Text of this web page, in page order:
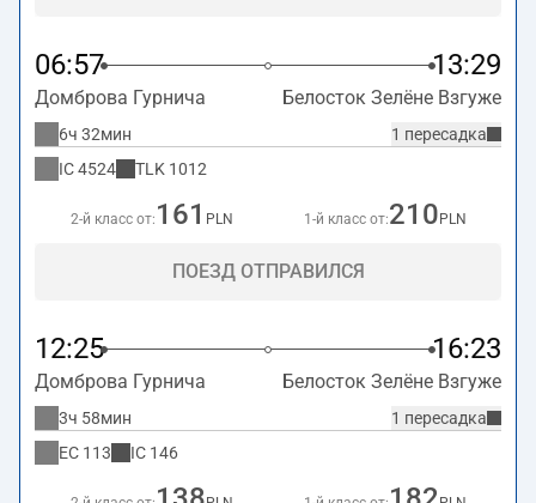
06:57 13:29
Домброва Гурнича Белосток Зелёне Взгуже
1 пересадка
6ч 32мин
IC4524 TLK 1012
2-й класс от: 161 PLN 1-й класс от:210 PLN
ПОЕЗД ОТПРАВИЛСЯ
12:25 16:23
Домброва Гурнича Белосток Зелёне Взгуже
1 пересадка
3ч 58мин
EC 113 IC 146